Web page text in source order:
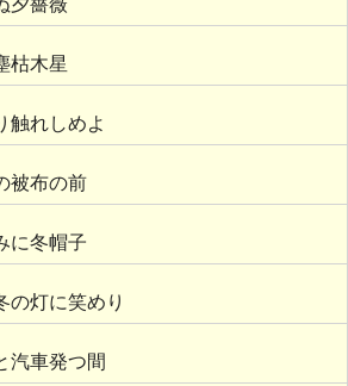
夕薔薇
枯木星
触れしめよ
被布の前
に冬帽子
の灯に笑めり
汽車発つ間